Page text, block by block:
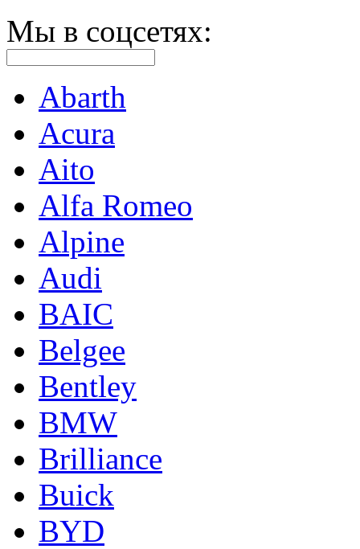
Мы в соцсетях:
Abarth
Acura
Aito
Alfa Romeo
Alpine
Audi
BAIC
Belgee
Bentley
BMW
Brilliance
Buick
BYD